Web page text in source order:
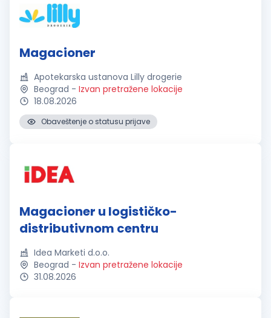
Magacioner
Apotekarska ustanova Lilly drogerie
Beograd - Izvan pretražene lokacije
18.08.2026
Obaveštenje o statusu prijave
Magacioner u logističko-
distributivnom centru
Idea Marketi d.o.o.
Beograd - Izvan pretražene lokacije
31.08.2026